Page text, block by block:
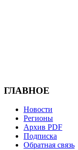
ГЛАВНОЕ
Новости
Регионы
Архив PDF
Подписка
Обратная связь